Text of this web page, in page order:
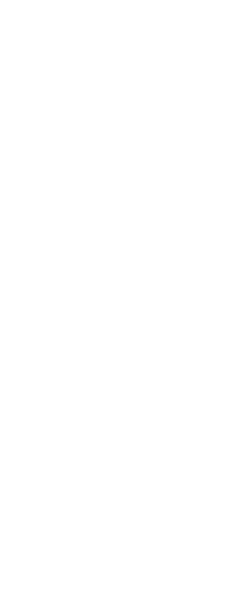
Kúpeľňové